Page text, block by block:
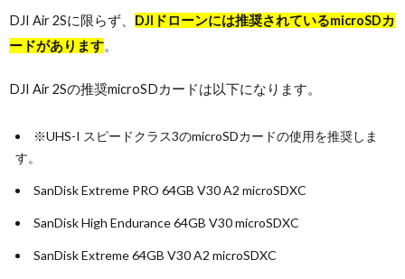
DJI Air 2Sに限らず、 DJIドローンには推奨されているmicroSDカ
ードがあります。
DJI Air 2Sの推奨microSDカードは以下になります。
※UHS-I スピードクラス3のmicroSDカードの使用を推奨しま
す。
SanDisk Extreme PRO 64GB V30 A2 microSDXC
SanDisk High Endurance 64GB V30 microSDXC
SanDisk Extreme 64GB V30 A2 microSDXC